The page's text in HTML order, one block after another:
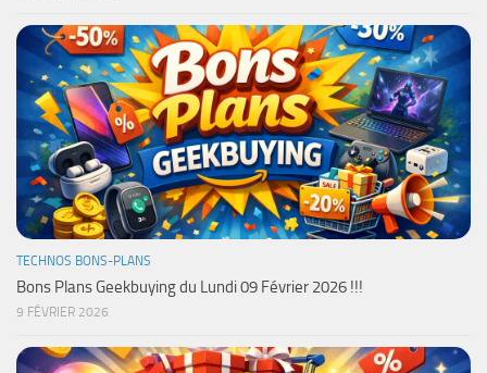
TECHNOS BONS-PLANS
Bons Plans Geekbuying du Lundi 09 Février 2026 !!!
9 FÉVRIER 2026